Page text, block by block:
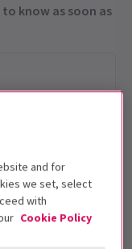
know as soon as
and for
we set, select
with
Cookie Policy